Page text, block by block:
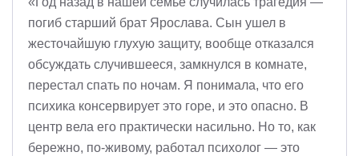
погиб старший брат Ярослава. Сын ушел в
жесточайшую глухую защиту, вообще отказался
обсуждать случившееся, замкнулся в комнате,
перестал спать по ночам. Я понимала, что его
психика консервирует это горе, и это опасно. В
центр вела его практически насильно. Но то, как
бережно, по-живому, работал психолог — это